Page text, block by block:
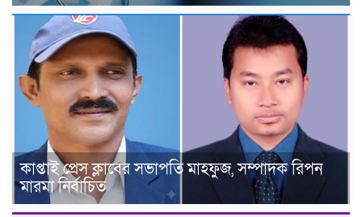
কাপ্তাই প্রেস ক্লাবের সভাপতি মাহফুজ, সম্পাদক রিপন
মারমা নির্বাচিত